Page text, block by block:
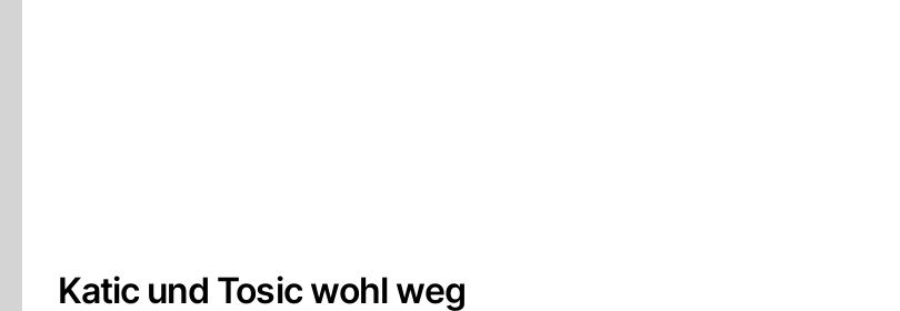
Katic und Tosic wohl weg